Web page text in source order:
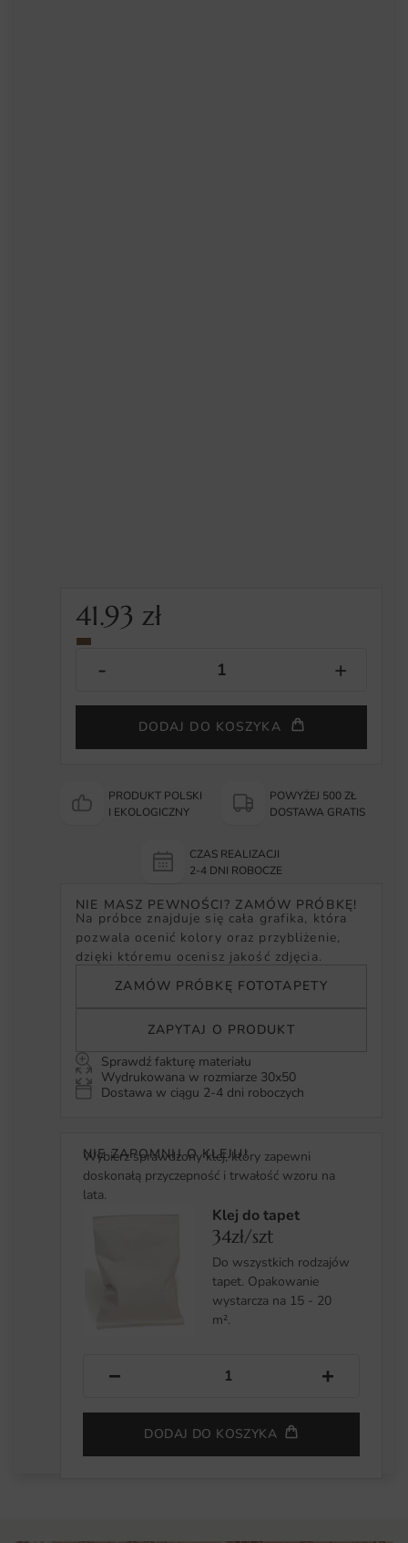
41.93zł
DODAJ DO KOSZYKA
PRODUKT POLSKI
I EKOLOGICZNY
POWYŻEJ 500 ZŁ
DOSTAWA GRATIS
CZAS REALIZACJI
2-4 DNI ROBOCZE
NIE MASZ PEWNOŚCI? ZAMÓW PRÓBKĘ!
Na próbce znajduje się cała grafika, która
pozwala ocenić kolory oraz przybliżenie,
dzięki któremu ocenisz jakość zdjęcia.
ZAMÓW PRÓBKĘ FOTOTAPETY
ZAPYTAJ O PRODUKT
Sprawdź fakturę materiału
Wydrukowana w rozmiarze 30x50
Dostawa w ciągu 2-4 dni roboczych
NIE ZAPOMNIJ O KLEJU!
Wybierz sprawdzony klej, który zapewni
doskonałą przyczepność i trwałość wzoru na
lata.
Klej do tapet
34zł/szt
Do wszystkich rodzajów
tapet. Opakowanie
wystarcza na 15 - 20
m².
− +
DODAJ DO KOSZYKA